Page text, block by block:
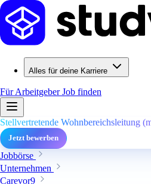
Alles für deine Karriere
Für ArbeitgeberJob finden
Stellvertretende Wohnbereichsleitung
Jetzt bewerben
Jobbörse
Unternehmen
Carevor9